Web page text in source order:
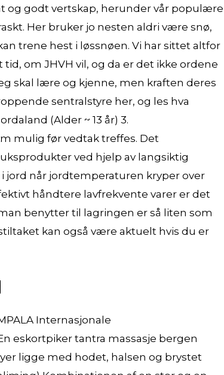
og godt vertskap, herunder vår populære
Her bruker jo nesten aldri være snø,
trene hest i løssnøen. Vi har sittet altfor
om JHVH vil, og da er det ikke ordene
skal lære og kjenne, men kraften deres
sentralstyre her, og les hva
(Alder ~ 13 år) 3.
mulig før vedtak treffes. Det
ved hjelp av langsiktig
jord når jordtemperaturen kryper over
håndtere lavfrekvente varer er det
benytter til lagringen er så liten som
kan også være aktuelt hvis du er
Internasjonale
eskortpiker tantra massasje bergen
ligge med hodet, halsen og brystet